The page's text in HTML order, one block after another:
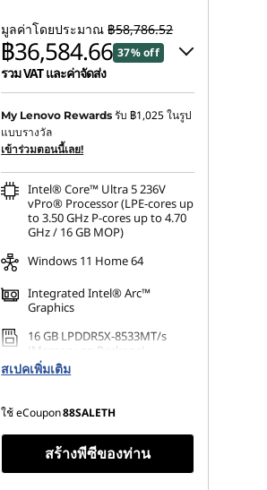
มูลค่าโดยประมาณ ฿58,786.52
฿36,584.66 37% off
รวม VAT และค่าจัดส่ง
ประหยัดทันที : -฿21,524.55
การประหยัด eCoupon :
My Lenovo Rewards รับ฿1,025ในรูป
แบบรางวัล
เข้าร่วมตอนนี้เลย!
Intel® Core™ Ultra 5 236V
vPro® Processor (LPE-cores up
to 3.50 GHz P-cores up to 4.70
GHz / 16 GB MOP)
Windows 11 Home 64
Integrated Intel® Arc™
Graphics
16 GB LPDDR5X-8533MT/s
(Memory on Package)
256 GB SSD M.2 2242 PCIe
สเปคเพิ่มเติม
ใช้ eCoupon88SALETH
สร้างพีซีของท่าน